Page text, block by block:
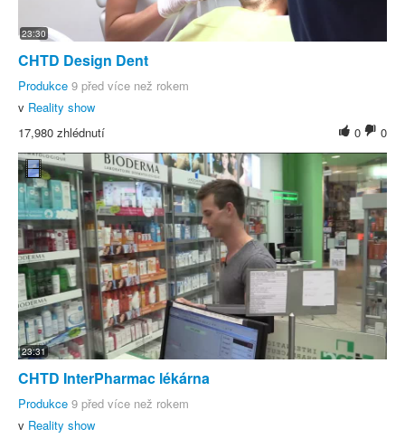
23:30
CHTD Design Dent
Produkce 9 před více než rokem
v Reality show
0
0
17,980 zhlédnutí
23:31
CHTD InterPharmac lékárna
Produkce 9 před více než rokem
v Reality show